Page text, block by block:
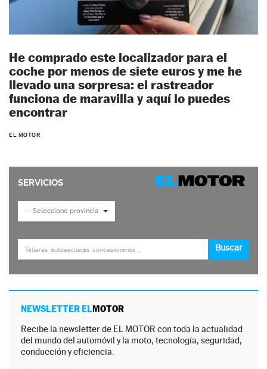
He comprado este localizador para el
coche por menos de siete euros y me he
llevado una sorpresa: el rastreador
funciona de maravilla y aquí lo puedes
encontrar
EL MOTOR
NEWSLETTER ELMOTOR
Recibe la newsletter de EL MOTOR con toda la actualidad
del mundo del automóvil y la moto, tecnología, seguridad,
conducción y eficiencia.